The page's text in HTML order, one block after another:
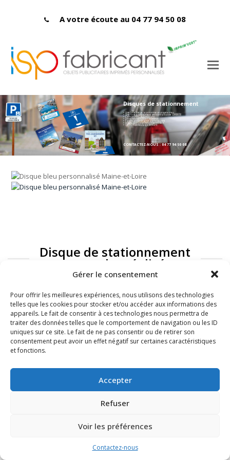
Gérer le consentement
Pour offrir les meilleures expériences, nous utilisons des technologies
telles que les cookies pour stocker et/ou accéder aux informations des
appareils. Le fait de consentir à ces technologies nous permettra de
traiter des données telles que le comportement de navigation ou les ID
uniques sur ce site. Le fait de ne pas consentir ou de retirer son
consentement peut avoir un effet négatif sur certaines caractéristiques
et fonctions.
Accepter
Refuser
Voir les préférences
Contactez-nous
A votre écoute au 04 77 94 50 08
Disques de stationnement
> Une face bleue aux normes européennes
> Une face entièrement personnalisable OFFERTE
> Carton PEFC 400 microns
> Dimensions : 150 x 150 mmn
> Fabriqués en France dans la Loire
> Impression labellisée Imprim'vert
> OPTION pelliculage brillant
CONTACTEZ-NOUS : 04 77 94 50 08
Disque de stationnement
: exemples réalisés
FAQ Mentions légales